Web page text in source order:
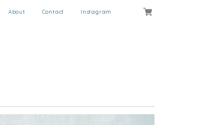
About Contact Instagram